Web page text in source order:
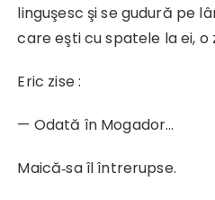
linguşesc şi se gudură pe
care eşti cu spatele la ei, o
Eric zise :
— Odată în Mogador…
Maică‑sa îl întrerupse.